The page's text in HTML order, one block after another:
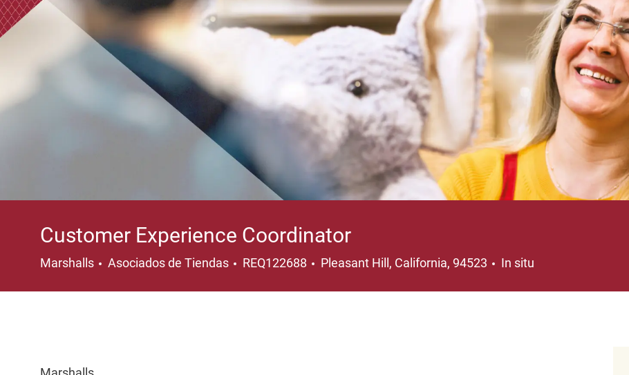
Customer Experience Coordinator
Marshalls Categoría
Asociados de Tiendas REQ122688 Ubicación
Pleasant Hill, California, 94523 In situ